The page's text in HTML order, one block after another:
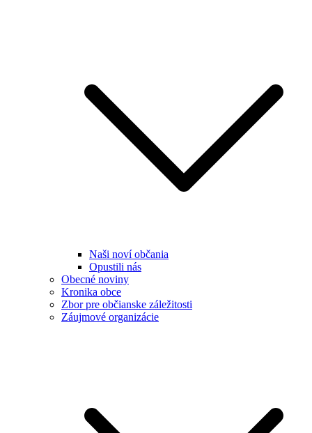
Naši noví občania
Opustili nás
Obecné noviny
Kronika obce
Zbor pre občianske záležitosti
Záujmové organizácie